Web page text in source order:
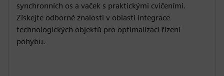
synchronních os a vaček s praktickými cvičeními.
Získejte odborné znalosti v oblasti integrace
technologických objektů pro optimalizaci řízení
pohybu.